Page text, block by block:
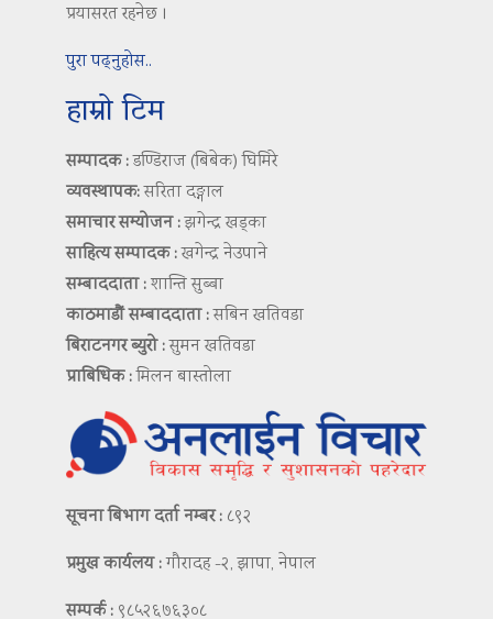
प्रयासरत रहनेछ ।
पुरा पढ्नुहोस..
हाम्रो टिम
सम्पादक :डण्डिराज (बिबेक) घिमिरे
व्यवस्थापक:सरिता दङ्गाल
समाचार सम्योजन :झगेन्द्र खड्का
साहित्य सम्पादक :खगेन्द्र नेउपाने
सम्बाददाता :शान्ति सुब्बा
काठमाडौं सम्बाददाता :सबिन खतिवडा
बिराटनगर ब्युरो :सुमन खतिवडा
प्राबिधिक :मिलन बास्तोला
सूचना बिभाग दर्ता नम्बर : ८९२
प्रमुख कार्यलय :गौरादह -२, झापा, नेपाल
सम्पर्क : ९८५२६७६३०८